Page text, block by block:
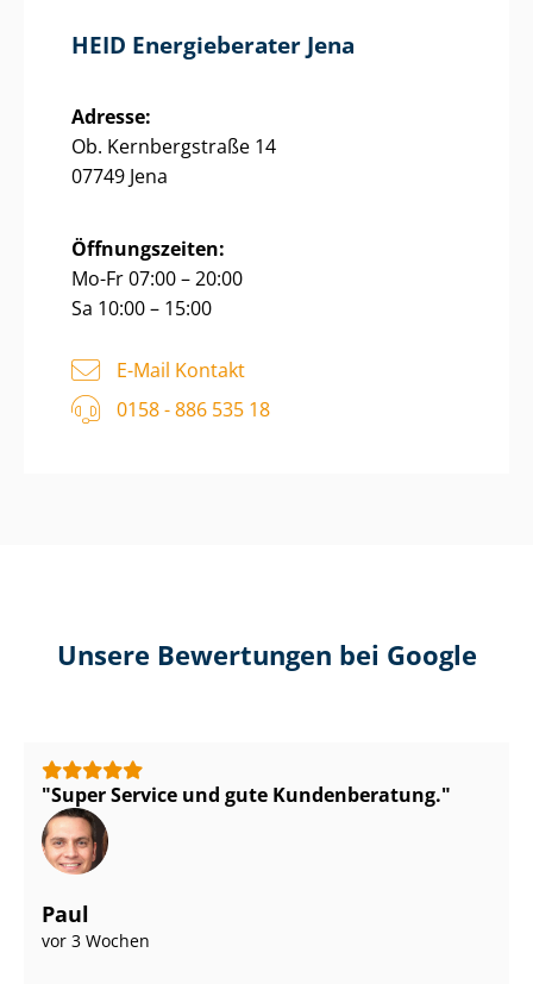
HEID Energieberater Jena
Adresse:
Ob. Kernbergstraße 14
07749 Jena
Öffnungszeiten:
Mo-Fr 07:00 – 20:00
Sa 10:00 – 15:00
E-Mail Kontakt
0158 - 886 535 18
Unsere Bewertungen bei Google
Super Service und gute Kundenberatung.
Paul
vor 3 Wochen